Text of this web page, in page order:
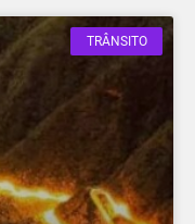
TRÂNSITO